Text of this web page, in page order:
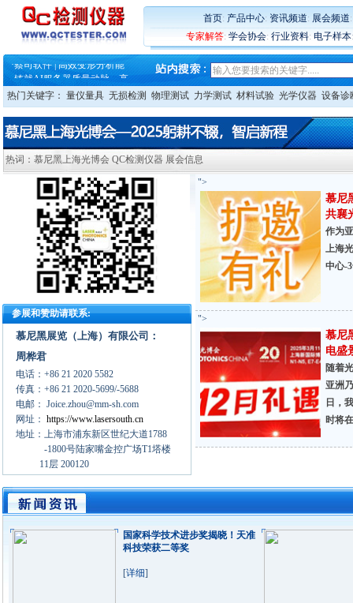
首页: 产品中心: 资讯频道: 展会频道
专家解答: 学会协会: 行业资料: 电子样本
ZEISS BOSELLO ADR 让内部缺
蔡司和亿纬锂能达成战略合作
大牌云集 买家升级 ——26
·蔡司软件 | 高效变形分析能
·铸就AI服务器质量动脉 – 高
·铸就AI服务器质量动脉 – 高
·ZEISS BOSELLO ADR 让内部缺
·大牌云集 买家升级 ——26
热门关键字： 量仪量具 无损检测 物理测试 力学测试 材料试验 光学仪器 设备诊
热词：慕尼黑上海光博会 QC检测仪器 展会信息
参展和赞助请联系:
慕尼黑展览（上海）有限公司：
周桦君
电话：+86 21 2020 5582
传真：+86 21 2020-5699/-5688
电邮： Joice.zhou@mm-sh.com
网址： https://www.lasersouth.cn
地址：上海市浦东新区世纪大道1788
-1800号陆家嘴金控广场T1塔楼
11层 200120
">
慕尼
共襄
作为
上海
中心-
">
慕尼
电盛
随着
亚洲
日，
时将
国家科学技术进步奖揭晓！天准
科技荣获二等奖
[详细]